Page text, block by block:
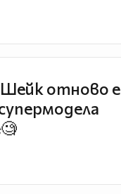
Шейк отново е